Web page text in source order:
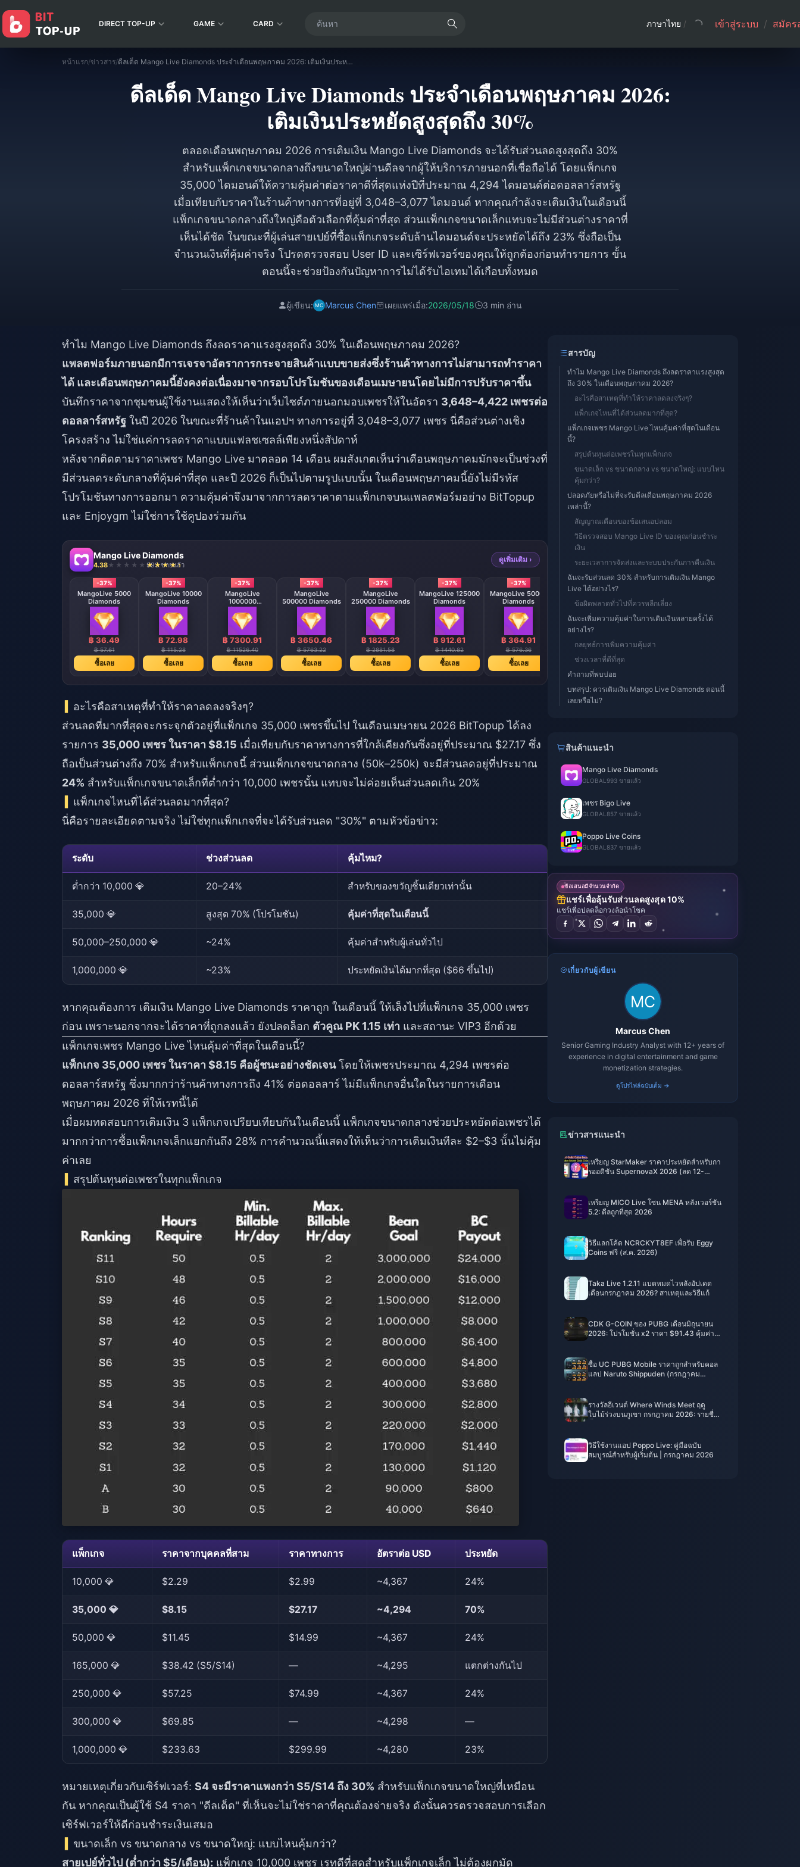
DIRECT TOP-UP GAME CARD ภาษาไทย / เข้าสู่ระบบ / สมัคร
หน้าแรก/ข่าวสาร/ ดีลเด็ด Mango Live Diamonds ประจำเดือนพฤษภาคม 2026: เติมเงินประหยัดสูงสุดถึง 30%
ดีลเด็ด Mango Live Diamonds ประจำเดือนพฤษภาคม 2026:
เติมเงินประหยัดสูงสุดถึง 30%
ตลอดเดือนพฤษภาคม 2026 การเติมเงิน Mango Live Diamonds จะได้รับส่วนลดสูงสุดถึง 30%
สำหรับแพ็กเกจขนาดกลางถึงขนาดใหญ่ผ่านดีลจากผู้ให้บริการภายนอกที่เชื่อถือได้ โดยแพ็กเกจ
35,000 ไดมอนด์ให้ความคุ้มค่าต่อราคาดีที่สุดแห่งปีที่ประมาณ 4,294 ไดมอนด์ต่อดอลลาร์สหรัฐ
เมื่อเทียบกับราคาในร้านค้าทางการที่อยู่ที่ 3,048–3,077 ไดมอนด์ หากคุณกำลังจะเติมเงินในเดือนนี้
แพ็กเกจขนาดกลางถึงใหญ่คือตัวเลือกที่คุ้มค่าที่สุด ส่วนแพ็กเกจขนาดเล็กแทบจะไม่มีส่วนต่างราคาที่
เห็นได้ชัด ในขณะที่ผู้เล่นสายเปย์ที่ซื้อแพ็กเกจระดับล้านไดมอนด์จะประหยัดได้ถึง 23% ซึ่งถือเป็น
จำนวนเงินที่คุ้มค่าจริง โปรดตรวจสอบ User ID และเซิร์ฟเวอร์ของคุณให้ถูกต้องก่อนทำรายการ ขั้น
ตอนนี้จะช่วยป้องกันปัญหาการไม่ได้รับไอเทมได้เกือบทั้งหมด
ผู้เขียน: Marcus Chen เผยแพร่เมื่อ:2026/05/18 3 min อ่าน
ทำไม Mango Live Diamonds ถึงลดราคาแรงสูงสุดถึง 30% ในเดือนพฤษภาคม 2026?
แพลตฟอร์มภายนอกมีการเจรจาอัตราการกระจายสินค้าแบบขายส่งซึ่งร้านค้าทางการไม่สามารถทำราคา
ได้ และเดือนพฤษภาคมนี้ยังคงต่อเนื่องมาจากรอบโปรโมชันของเดือนเมษายนโดยไม่มีการปรับราคาขึ้น
บันทึกราคาจากชุมชนผู้ใช้งานแสดงให้เห็นว่าเว็บไซต์ภายนอกมอบเพชรให้ในอัตรา 3,648–4,422 เพชรต่อ
ดอลลาร์สหรัฐ ในปี 2026 ในขณะที่ร้านค้าในแอปฯ ทางการอยู่ที่ 3,048–3,077 เพชร นี่คือส่วนต่างเชิง
โครงสร้าง ไม่ใช่แค่การลดราคาแบบแฟลชเซลล์เพียงหนึ่งสัปดาห์
หลังจากติดตามราคาเพชร Mango Live มาตลอด 14 เดือน ผมสังเกตเห็นว่าเดือนพฤษภาคมมักจะเป็นช่วงที่
มีส่วนลดระดับกลางที่คุ้มค่าที่สุด และปี 2026 ก็เป็นไปตามรูปแบบนั้น ในเดือนพฤษภาคมนี้ยังไม่มีรหัส
โปรโมชันทางการออกมา ความคุ้มค่าจึงมาจากการลดราคาตามแพ็กเกจบนแพลตฟอร์มอย่าง BitTopup
และ Enjoygm ไม่ใช่การใช้คูปองร่วมกัน
Mango Live Diamonds
4.38 993 ขายแล้ว
ดูเพิ่มเติม ›
-37%
MangoLive 5000
Diamonds
฿ 36.49
฿ 57.61
ซื้อเลย
-37%
MangoLive 10000
Diamonds
฿ 72.98
฿ 115.28
ซื้อเลย
-37%
MangoLive
1000000
Diamonds
฿ 7300.91
฿ 11526.40
ซื้อเลย
-37%
MangoLive
500000 Diamonds
฿ 3650.46
฿ 5763.22
ซื้อเลย
-37%
MangoLive
250000 Diamonds
฿ 1825.23
฿ 2881.58
ซื้อเลย
-37%
MangoLive 125000
Diamonds
฿ 912.61
฿ 1440.82
ซื้อเลย
-37%
MangoLive 50000
Diamonds
฿ 364.91
฿ 576.36
ซื้อเลย
MangoLive 25000
Diamonds
฿ 182.46
฿ 288.18
ซื้อเลย
Diamonds
฿ 145.96
฿ 230.50
อะไรคือสาเหตุที่ทำให้ราคาลดลงจริงๆ?
ส่วนลดที่มากที่สุดจะกระจุกตัวอยู่ที่แพ็กเกจ 35,000 เพชรขึ้นไป ในเดือนเมษายน 2026 BitTopup ได้ลง
รายการ 35,000 เพชร ในราคา $8.15 เมื่อเทียบกับราคาทางการที่ใกล้เคียงกันซึ่งอยู่ที่ประมาณ $27.17 ซึ่ง
ถือเป็นส่วนต่างถึง 70% สำหรับแพ็กเกจนี้ ส่วนแพ็กเกจขนาดกลาง (50k–250k) จะมีส่วนลดอยู่ที่ประมาณ
24% สำหรับแพ็กเกจขนาดเล็กที่ต่ำกว่า 10,000 เพชรนั้น แทบจะไม่ค่อยเห็นส่วนลดเกิน 20%
แพ็กเกจไหนที่ได้ส่วนลดมากที่สุด?
นี่คือรายละเอียดตามจริง ไม่ใช่ทุกแพ็กเกจที่จะได้รับส่วนลด "30%" ตามหัวข้อข่าว:
ระดับ ช่วงส่วนลด คุ้มไหม?
ต่ำกว่า 10,000 💎 20–24% สำหรับของขวัญชิ้นเดียวเท่านั้น
35,000 💎 สูงสุด 70% (โปรโมชัน) คุ้มค่าที่สุดในเดือนนี้
50,000–250,000 💎 ~24% คุ้มค่าสำหรับผู้เล่นทั่วไป
1,000,000 💎 ~23% ประหยัดเงินได้มากที่สุด ($66 ขึ้นไป)
หากคุณต้องการ เติมเงิน Mango Live Diamonds ราคาถูก ในเดือนนี้ ให้เล็งไปที่แพ็กเกจ 35,000 เพชร
ก่อน เพราะนอกจากจะได้ราคาที่ถูกลงแล้ว ยังปลดล็อก ตัวคูณ PK 1.15 เท่า และสถานะ VIP3 อีกด้วย
แพ็กเกจเพชร Mango Live ไหนคุ้มค่าที่สุดในเดือนนี้?
แพ็กเกจ 35,000 เพชร ในราคา $8.15 คือผู้ชนะอย่างชัดเจนโดยให้เพชรประมาณ 4,294 เพชรต่อ
ดอลลาร์สหรัฐ ซึ่งมากกว่าร้านค้าทางการถึง 41% ต่อดอลลาร์ ไม่มีแพ็กเกจอื่นใดในรายการเดือน
พฤษภาคม 2026 ที่ให้เรทนี้ได้
เมื่อผมทดสอบการเติมเงิน 3 แพ็กเกจเปรียบเทียบกันในเดือนนี้ แพ็กเกจขนาดกลางช่วยประหยัดต่อเพชรได้
มากกว่าการซื้อแพ็กเกจเล็กแยกกันถึง 28% การคำนวณนี้แสดงให้เห็นว่าการเติมเงินทีละ $2–$3 นั้นไม่คุ้ม
ค่าเลย
สรุปต้นทุนต่อเพชรในทุกแพ็กเกจ
แพ็กเกจ ราคาจากบุคคลที่สาม ราคาทางการ อัตราต่อ USD ประหยัด
10,000 💎 $2.29 $2.99 ~4,367 24%
35,000 💎 $8.15 $27.17 ~4,294 70%
50,000 💎 $11.45 $14.99 ~4,367 24%
165,000 💎 $38.42 (S5/S14) — ~4,295 แตกต่างกันไป
250,000 💎 $57.25 $74.99 ~4,367 24%
300,000 💎 $69.85 — ~4,298 —
1,000,000 💎 $233.63 $299.99 ~4,280 23%
หมายเหตุเกี่ยวกับเซิร์ฟเวอร์: S4 จะมีราคาแพงกว่า S5/S14 ถึง 30% สำหรับแพ็กเกจขนาดใหญ่ที่เหมือน
กัน หากคุณเป็นผู้ใช้ S4 ราคา "ดีลเด็ด" ที่เห็นจะไม่ใช่ราคาที่คุณต้องจ่ายจริง ดังนั้นควรตรวจสอบการเลือก
เซิร์ฟเวอร์ให้ดีก่อนชำระเงินเสมอ
ขนาดเล็ก vs ขนาดกลาง vs ขนาดใหญ่: แบบไหนคุ้มกว่า?
สายเปย์ทั่วไป (ต่ำกว่า $5/เดือน): แพ็กเกจ 10,000 เพชร เรทดีที่สุดสำหรับแพ็กเกจเล็ก ไม่ต้องผูกมัด
สารบัญ
ทำไม Mango Live Diamonds ถึงลดราคาแรงสูงสุด
ถึง 30% ในเดือนพฤษภาคม 2026?
อะไรคือสาเหตุที่ทำให้ราคาลดลงจริงๆ?
แพ็กเกจไหนที่ได้ส่วนลดมากที่สุด?
แพ็กเกจเพชร Mango Live ไหนคุ้มค่าที่สุดในเดือน
นี้?
สรุปต้นทุนต่อเพชรในทุกแพ็กเกจ
ขนาดเล็ก vs ขนาดกลาง vs ขนาดใหญ่: แบบไหน
คุ้มกว่า?
ปลอดภัยหรือไม่ที่จะรับดีลเดือนพฤษภาคม 2026
เหล่านี้?
สัญญาณเตือนของข้อเสนอปลอม
วิธีตรวจสอบ Mango Live ID ของคุณก่อนชำระ
เงิน
ระยะเวลาการจัดส่งและระบบประกันการคืนเงิน
ฉันจะรับส่วนลด 30% สำหรับการเติมเงิน Mango
Live ได้อย่างไร?
ข้อผิดพลาดทั่วไปที่ควรหลีกเลี่ยง
ฉันจะเพิ่มความคุ้มค่าในการเติมเงินหลายครั้งได้
อย่างไร?
กลยุทธ์การเพิ่มความคุ้มค่า
ช่วงเวลาที่ดีที่สุด
คำถามที่พบบ่อย
บทสรุป: ควรเติมเงิน Mango Live Diamonds ตอนนี้
เลยหรือไม่?
สินค้าแนะนำ
Mango Live Diamonds
GLOBAL 993 ขายแล้ว
เพชร Bigo Live
GLOBAL 857 ขายแล้ว
Poppo Live Coins
GLOBAL 837 ขายแล้ว
ข้อเสนอมีจำนวนจำกัด
แชร์เพื่อลุ้นรับส่วนลดสูงสุด 10%
แชร์เพื่อปลดล็อกวงล้อนำโชค
เกี่ยวกับผู้เขียน
Marcus Chen
Senior Gaming Industry Analyst with 12+ years of
experience in digital entertainment and game
monetization strategies.
ดูโปรไฟล์ฉบับเต็ม →
ข่าวสารแนะนำ
เหรียญ StarMaker ราคาประหยัดสำหรับกา
รออดิชัน SupernovaX 2026 (ลด 12-
เหรียญ MICO Live โซน MENA หลังเวอร์ชัน
5.2: ดีลถูกที่สุด 2026
วิธีแลกโค้ด NCRCKYT8EF เพื่อรับ Eggy
Coins ฟรี (ส.ค. 2026)
Taka Live 1.2.11 แบตหมดไวหลังอัปเดต
เดือนกรกฎาคม 2026? สาเหตุและวิธีแก้
CDK G-COIN ของ PUBG เดือนมิถุนายน
2026: โปรโมชั่น x2 ราคา $91.43 คุ้มค่า
ซื้อ UC PUBG Mobile ราคาถูกสำหรับคอล
แลป Naruto Shippuden (กรกฎาคม
รางวัลอีเวนต์ Where Winds Meet ฤดู
ใบไม้ร่วงบนภูเขา กรกฎาคม 2026: รายชื่อ
วิธีใช้งานแอป Poppo Live: คู่มือฉบับ
สมบูรณ์สำหรับผู้เริ่มต้น | กรกฎาคม 2026